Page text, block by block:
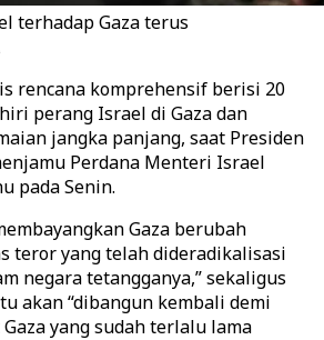
terhadap Gaza terus
rencana komprehensif berisi 20
perang Israel di Gaza dan
jangka panjang, saat Presiden
Perdana Menteri Israel
pada Senin.
Gaza berubah
teror yang telah dideradikalisasi
negara tetangganya,” sekaligus
akan “dibangun kembali demi
yang sudah terlalu lama